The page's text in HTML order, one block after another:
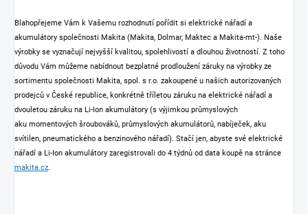
Blahopřejeme Vám k Vašemu rozhodnutí pořídit si elektrické nářadí a
akumulátory společnosti Makita (Makita, Dolmar, Maktec a Makita-mt-). Naše
výrobky se vyznačují nejvyšší kvalitou, spolehlivostí a dlouhou životností. Z toho
důvodu Vám můžeme nabídnout bezplatné prodloužení záruky na výrobky ze
sortimentu společnosti Makita, spol. s r.o. zakoupené u našich autorizovaných
prodejců v České republice, konkrétně tříletou záruku na elektrické nářadí a
dvouletou záruku na Li-Ion akumulátory (s výjimkou průmyslových
aku momentových šroubováků, průmyslových akumulátorů, nabíječek, aku
svítilen, pneumatického a benzinového nářadí). Stačí jen, abyste své elektrické
nářadí a Li-Ion akumulátory zaregistrovali do 4 týdnů od data koupě na stránce
makita.cz.